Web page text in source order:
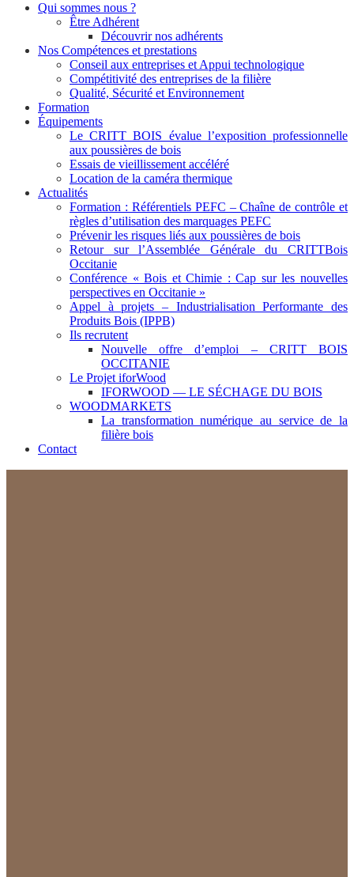
Qui sommes nous ?
Être Adhérent
Découvrir nos adhérents
Nos Compétences et prestations
Conseil aux entreprises et Appui technologique
Compétitivité des entreprises de la filière
Qualité, Sécurité et Environnement
Formation
Équipements
Le CRITT BOIS évalue l’exposition professionnelle
aux poussières de bois
Essais de vieillissement accéléré
Location de la caméra thermique
Actualités
Formation : Référentiels PEFC – Chaîne de contrôle et
règles d’utilisation des marquages PEFC
Prévenir les risques liés aux poussières de bois
Retour sur l’Assemblée Générale du CRITTBois
Occitanie
Conférence « Bois et Chimie : Cap sur les nouvelles
perspectives en Occitanie »
Appel à projets – Industrialisation Performante des
Produits Bois (IPPB)
Ils recrutent
Nouvelle offre d’emploi – CRITT BOIS
OCCITANIE
Le Projet iforWood
IFORWOOD — LE SÉCHAGE DU BOIS
WOODMARKETS
La transformation numérique au service de la
filière bois
Contact